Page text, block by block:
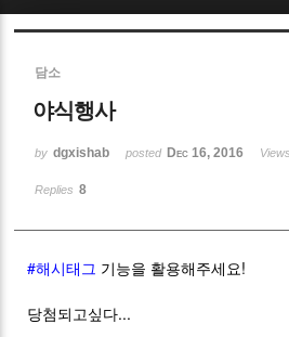
담소
야식행사
by dgxishab posted Dec 16, 2016 Views
Replies 8
#해시태그 기능을 활용해주세요!
당첨되고싶다...
Sketchbook5, 스케
Sketchbook5, 스